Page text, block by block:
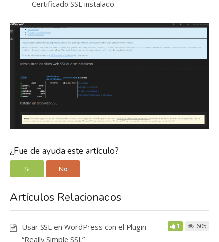
Certificado SSL instalado.
¿Fue de ayuda este artículo?
Si No
Artículos Relacionados
Usar SSL en WordPress con el Plugin
“Really Simple SSL”
1 605